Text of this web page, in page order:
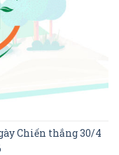
Chiến thắng 30/4